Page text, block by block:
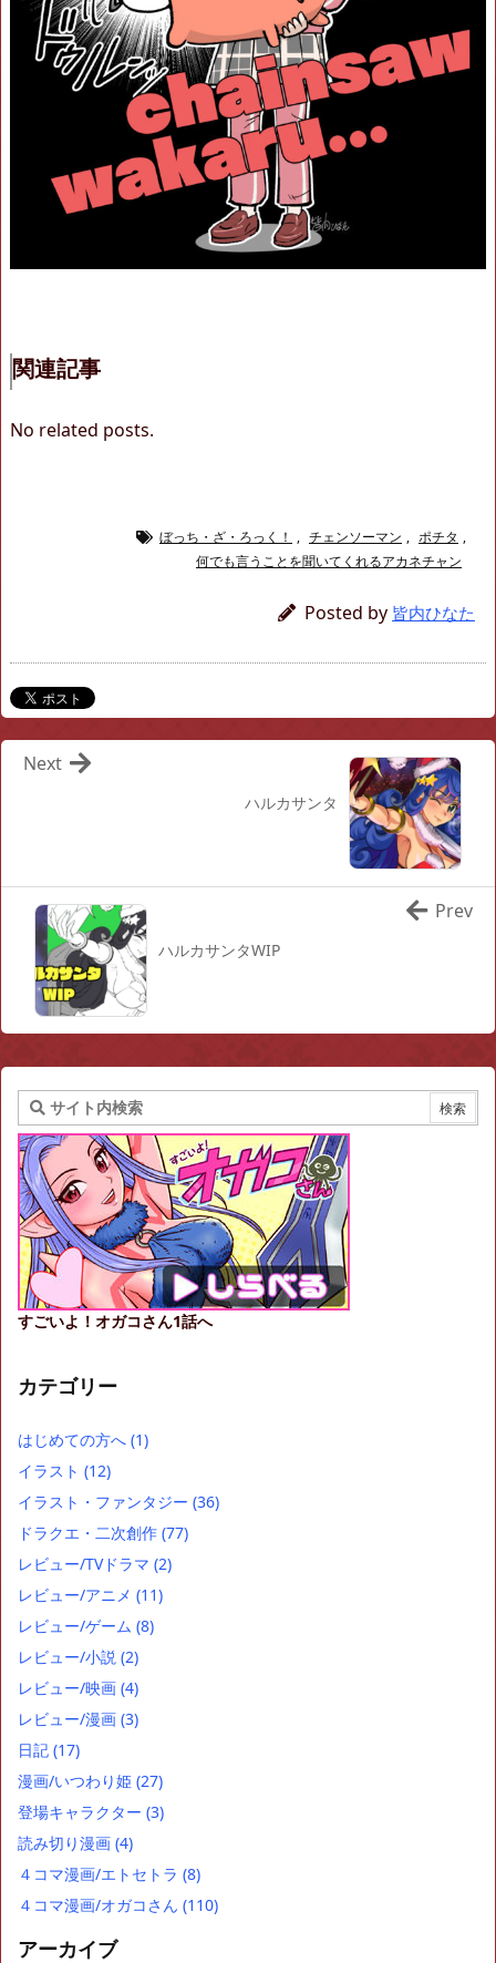
関連記事
No related posts.
ぼっち・ざ・ろっく！ , チェンソーマン , ポチタ ,
何でも言うことを聞いてくれるアカネチャン
Posted by 皆内ひなた
ハルカサンタ
Next
ハルカサンタWIP
Prev
すごいよ！オガコさん1話へ
カテゴリー
はじめての方へ (1)
イラスト (12)
イラスト・ファンタジー (36)
ドラクエ・二次創作 (77)
レビュー/TVドラマ (2)
レビュー/アニメ (11)
レビュー/ゲーム (8)
レビュー/小説 (2)
レビュー/映画 (4)
レビュー/漫画 (3)
日記 (17)
漫画/いつわり姫 (27)
登場キャラクター (3)
読み切り漫画 (4)
４コマ漫画/エトセトラ (8)
４コマ漫画/オガコさん (110)
アーカイブ